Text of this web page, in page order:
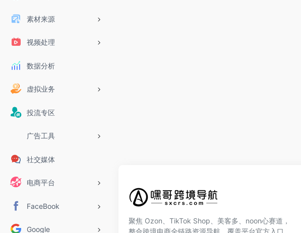
素材来源
视频处理
数据分析
虚拟业务
投流专区
广告工具
社交媒体
电商平台
FaceBook
Google
聚焦 Ozon、TikTok Shop、美客多、noon心赛道，
整合跨境电商全链路资源导航，覆盖平台官方入口、